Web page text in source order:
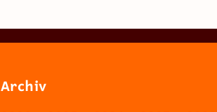
Archiv